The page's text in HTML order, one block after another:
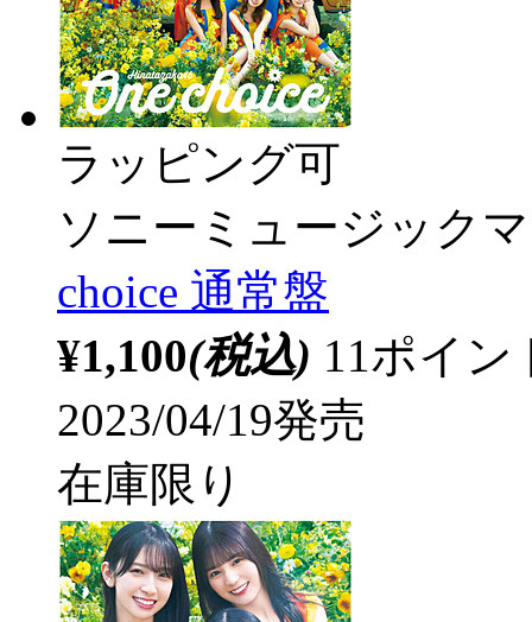
ラッピング可
ソニーミュージック
choice 通常盤
¥1,100(税込) 11ポイ
2023/04/19発売
在庫限り